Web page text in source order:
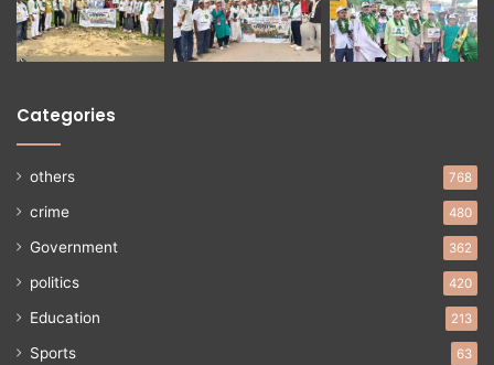
Categories
others 768
crime 480
Government 362
politics 420
Education 213
Sports 63